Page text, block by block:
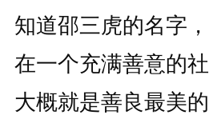
知道邵三虎的名字
在一个充满善意的
大概就是善良最美